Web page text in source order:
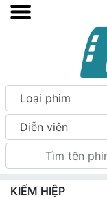
Loại phim
Diễn viên
KIẾM HIỆP